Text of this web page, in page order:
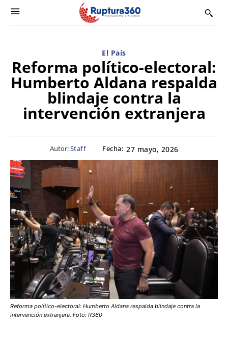
El País
Reforma político-electoral:
Humberto Aldana respalda
blindaje contra la
intervención extranjera
Autor:Staff Fecha: 27 mayo, 2026
Reforma político-electoral: Humberto Aldana respalda blindaje contra la
intervención extranjera. Foto: R360